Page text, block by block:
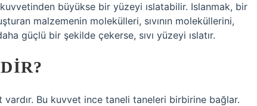
büyükse bir yüzeyi ıslatabilir. Islanmak, bir
malzemenin molekülleri, sıvının moleküllerini,
güçlü bir şekilde çekerse, sıvı yüzeyi ıslatır.
Bu kuvvet ince taneli taneleri birbirine bağlar.